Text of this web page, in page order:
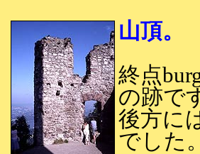
山頂。
終点
の跡で
後方に
でした